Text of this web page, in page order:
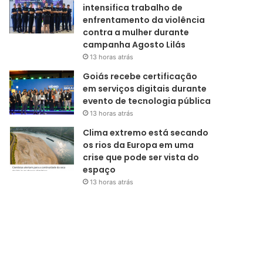
intensifica trabalho de
enfrentamento da violência
contra a mulher durante
campanha Agosto Lilás
13 horas atrás
Goiás recebe certificação
em serviços digitais durante
evento de tecnologia pública
13 horas atrás
Clima extremo está secando
os rios da Europa em uma
crise que pode ser vista do
espaço
13 horas atrás